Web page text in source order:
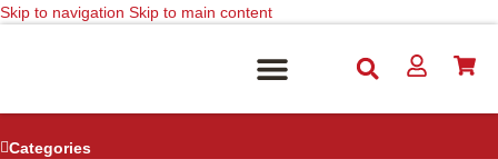
Skip to navigation Skip to main content
Categories